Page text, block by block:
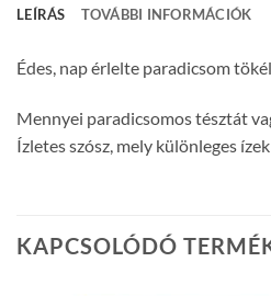
LEÍRÁS TOVÁBBI INFORMÁCIÓK
Édes, nap érlelte paradicsom
Mennyei paradicsomos tésztát
Ízletes szósz, mely különleges
KAPCSOLÓDÓ